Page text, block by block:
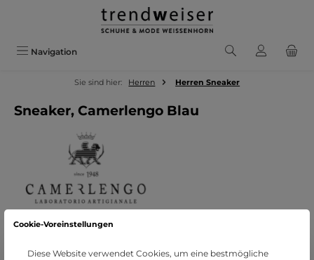
Zum Hauptinhalt springen
Navigation
Sie sind hier: Herren Herren Sneaker
Sneaker, Camerlengo Blau
Cookie-Voreinstellungen
Diese Website verwendet Cookies, um eine bestmögliche